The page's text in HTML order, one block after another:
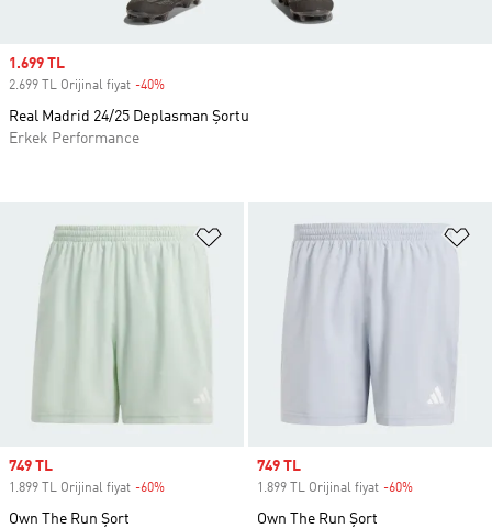
Favori Listesine Ekle
Sale price
749 TL
1.899 TL Orijinal fiyat -60%
Own The Run Şort
Sale price
749 TL
1.899 TL Orijinal fiyat -60%
Own The Run Şort
Sale price
1.699 TL
2.699 TL Orijinal fiyat -40%
Real Madrid 24/25 Deplasman Şortu
Erkek Performance